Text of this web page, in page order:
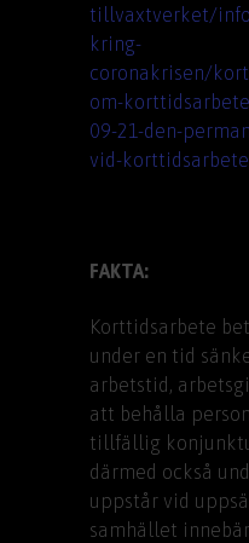
tillvaxtverket/
kring-
coronakrisen/
om-
09-21-den-
vid-
FAKTA:
Korttidsarbete
under en tid
arbetstid,
att behålla
tillfällig
därmed också
uppstår vid
samhället